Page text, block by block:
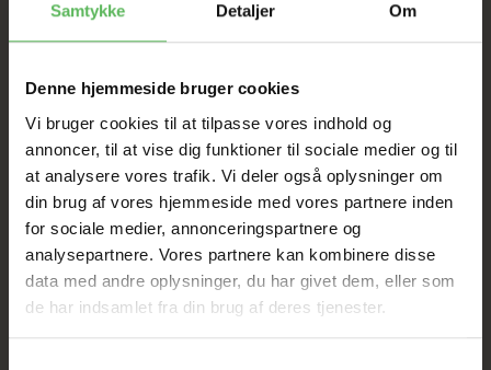
Samtykke Detaljer Om
Denne hjemmeside bruger cookies
Vi bruger cookies til at tilpasse vores indhold og
annoncer, til at vise dig funktioner til sociale medier og til
at analysere vores trafik. Vi deler også oplysninger om
din brug af vores hjemmeside med vores partnere inden
for sociale medier, annonceringspartnere og
analysepartnere. Vores partnere kan kombinere disse
data med andre oplysninger, du har givet dem, eller som
de har indsamlet fra din brug af deres tjenester.
SOMMER
UDSALG
TIL D. 8 AUGUST
HELE WEBSHOPPEN ER
SAT NED
Tilbud GÆLDER IKKE